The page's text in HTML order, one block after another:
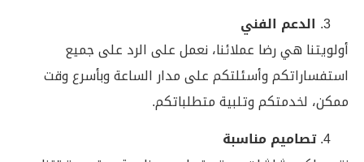
الدعم الفني
أولويتنا هي رضا عملائنا، نعمل على الرد على جميع
استفساراتكم وأسئلتكم على مدار الساعة وبأسرع وقت
ممكن، لخدمتكم وتلبية متطلباتكم.
تصاميم مناسبة